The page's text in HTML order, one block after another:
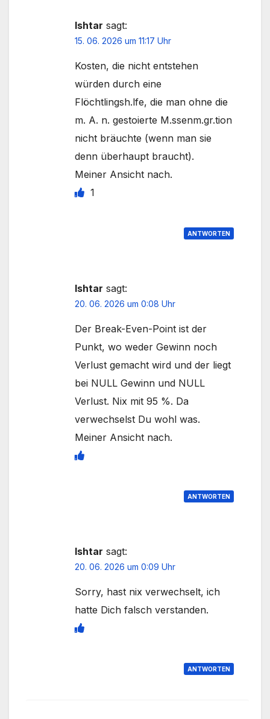
Ishtar sagt:
15. 06. 2026 um 11:17 Uhr
Kosten, die nicht entstehen
würden durch eine
Flöchtlingsh.lfe, die man ohne die
m. A. n. gestoierte M.ssenm.gr.tion
nicht bräuchte (wenn man sie
denn überhaupt braucht).
Meiner Ansicht nach.
1
ANTWORTEN
Ishtar sagt:
20. 06. 2026 um 0:08 Uhr
Der Break-Even-Point ist der
Punkt, wo weder Gewinn noch
Verlust gemacht wird und der liegt
bei NULL Gewinn und NULL
Verlust. Nix mit 95 %. Da
verwechselst Du wohl was.
Meiner Ansicht nach.
ANTWORTEN
Ishtar sagt:
20. 06. 2026 um 0:09 Uhr
Sorry, hast nix verwechselt, ich
hatte Dich falsch verstanden.
ANTWORTEN